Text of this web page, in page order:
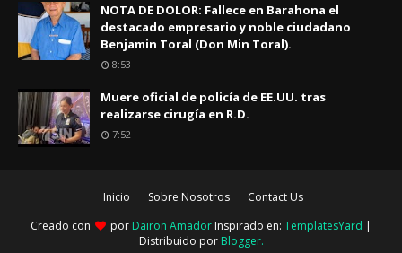
NOTA DE DOLOR: Fallece en Barahona el
destacado empresario y noble ciudadano
Benjamin Toral (Don Min Toral).
8:53
Muere oficial de policía de EE.UU. tras
realizarse cirugía en R.D.
7:52
Inicio Sobre Nosotros
Contact Us
Creado con
por Dairon Amador Inspirado en: TemplatesYard |
Distribuido por Blogger.